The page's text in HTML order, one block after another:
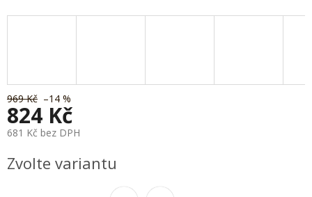
969 Kč –14 %
824 Kč
681 Kč bez DPH
cena:
Zvolte variantu